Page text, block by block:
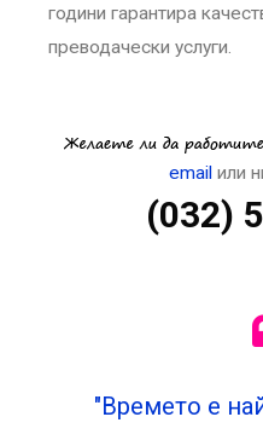
години гарантира
преводачески услуги.
emailили
(032)
"Времето е